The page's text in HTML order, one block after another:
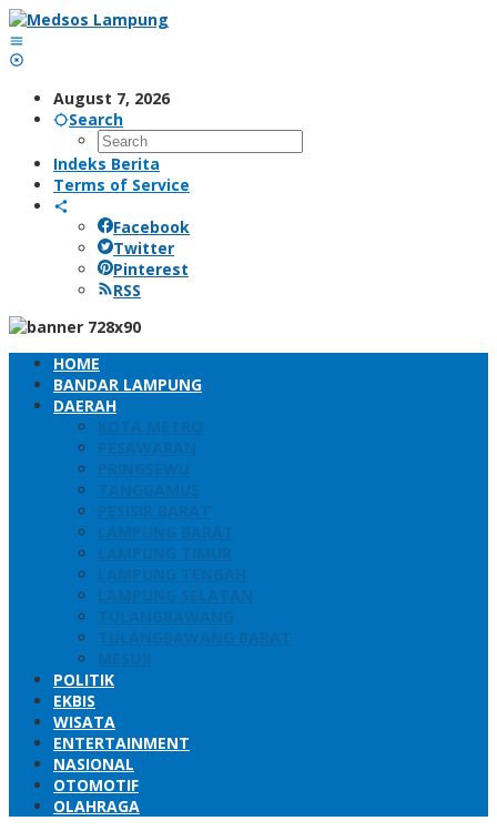
Skip
to
content
August 7, 2026
Search
Indeks Berita
Terms of Service
Facebook
Twitter
Pinterest
RSS
HOME
BANDAR LAMPUNG
DAERAH
KOTA METRO
PESAWARAN
PRINGSEWU
TANGGAMUS
PESISIR BARAT
LAMPUNG BARAT
LAMPUNG TIMUR
LAMPUNG TENGAH
LAMPUNG SELATAN
TULANGBAWANG
TULANGBAWANG BARAT
MESUJI
POLITIK
EKBIS
WISATA
ENTERTAINMENT
NASIONAL
OTOMOTIF
OLAHRAGA